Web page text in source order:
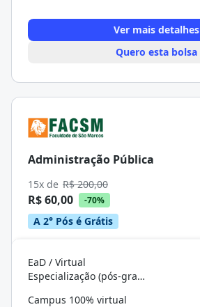
Ver mais detalhes
Quero esta bolsa
Administração Pública
15x de R$ 200,00
R$ 60,00 -70%
A 2° Pós é Grátis
EaD / Virtual
Especialização (pós-graduação)
Campus 100% virtual